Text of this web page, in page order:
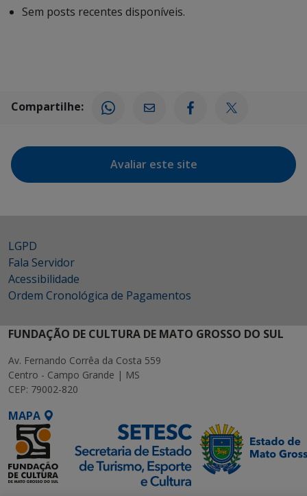
Sem posts recentes disponíveis.
Compartilhe:
Avaliar este site
LGPD
Fala Servidor
Acessibilidade
Ordem Cronológica de Pagamentos
FUNDAÇÃO DE CULTURA DE MATO GROSSO DO SUL
Av. Fernando Corrêa da Costa 559
Centro - Campo Grande | MS
CEP: 79002-820
MAPA